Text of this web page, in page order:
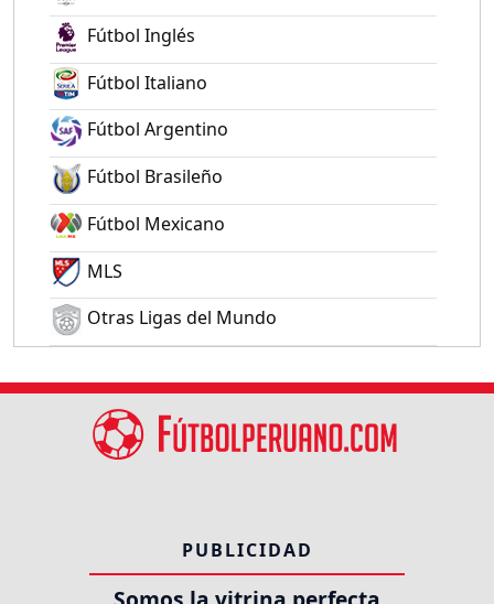
Fútbol Inglés
Fútbol Italiano
Fútbol Argentino
Fútbol Brasileño
Fútbol Mexicano
MLS
Otras Ligas del Mundo
PUBLICIDAD